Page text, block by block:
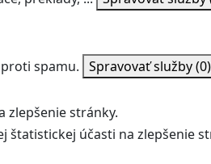
spamu. Spravovať služby(0)
zlepšenie stránky.
štatistickej účasti na zlepšenie